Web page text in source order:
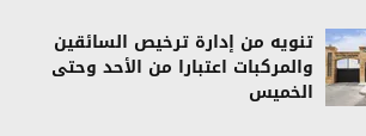
تنويه من إدارة ترخيص السائقين
والمركبات اعتبارا من الأحد وحتى
الخميس